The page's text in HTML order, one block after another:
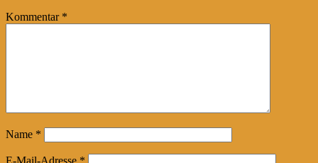
Kommentar *
Name *